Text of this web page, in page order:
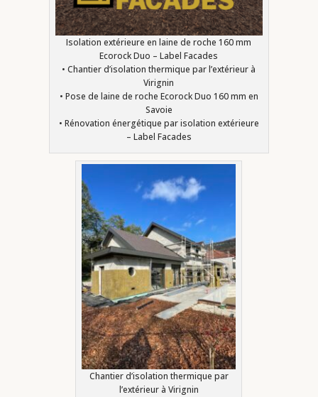
Isolation extérieure en laine de roche 160 mm
Ecorock Duo – Label Facades
• Chantier d’isolation thermique par l’extérieur à
Virignin
• Pose de laine de roche Ecorock Duo 160 mm en
Savoie
• Rénovation énergétique par isolation extérieure
– Label Facades
Chantier d’isolation thermique par
l’extérieur à Virignin